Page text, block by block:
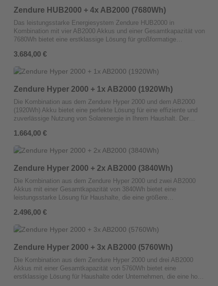
gerecht wird. Mit 5760Wh Kapazität maximiert dieses System die
Effizienz und Zuverlässigkeit Ihrer Energieinfrastruktur und
unterstützt nachhaltige Energienutzung durch optimiertes Power-
Management und skalierbare Leistung.
Zendure HUB2000 + 4x AB2000 (7680Wh)
Das leistungsstarke Energiesystem Zendure HUB2000 in
Kombination mit vier AB2000 Akkus und einer Gesamtkapazität von
7680Wh bietet eine erstklassige Lösung für großformatige
als intelligenter Kontroll- und Verteilerpunkt, während die vier
Verfügung stellen. Mit 7680Wh eignet sich dieses System ideal für
die auch bei intensiven Stromanforderungen stabile Leistung liefert.
Durch das optimierte Energiemanagement und die Skalierbarkeit
bietet dieses System Effizienz und Nachhaltigkeit für eine
zukunftssichere Energieinfrastruktur, die nahtlos auf individuelle
Bedürfnisse abgestimmt werden kann.
Regulärer Preis:
3.684,00 €
Zendure Hyper 2000 + 1x AB2000 (1920Wh)
Die Kombination aus dem Zendure Hyper 2000 und dem AB2000
(1920Wh) Akku bietet eine perfekte Lösung für eine effiziente und
zuverlässige Nutzung von Solarenergie in Ihrem Haushalt. Der
tagsüber die erzeugte Solarenergie optimal in Wechselstrom
AB2000 Akku speichert. Diese gespeicherte Energie steht Ihnen in
die Energiekosten nachhaltig senkt und die Unabhängigkeit vom
Stromnetz fördert.Durch die nahtlose Integration von Wechselrichter
und Energiespeicher profitieren Sie von einem intelligenten
Energiemanagementsystem, das den Energieverbrauch Ihres
Haushalts effizient optimiert. Der AB2000 Akku sorgt für eine
konstante Stromversorgung, während der Hyper 2000 durch seine
smarte Steuerung eine maximale Ausnutzung der Solarenergie
ermöglicht.Diese Kombination bietet nicht nur eine nachhaltige und
kosteneffiziente Lösung, sondern auch Flexibilität und
Skalierbarkeit für die zukünftige Erweiterung Ihres Energiesystems.
Ob als Backup-Stromversorgung oder zur Maximierung des
Eigenverbrauchs – der Zendure Hyper 2000 und der AB2000
(1920Wh) Akku sind eine zukunftssichere Wahl für ein
energieeffizientes Zuhause.
Regulärer Preis:
1.664,00 €
Zendure Hyper 2000 + 2x AB2000 (3840Wh)
Die Kombination aus dem Zendure Hyper 2000 und zwei AB2000
Akkus mit einer Gesamtkapazität von 3840Wh bietet eine
leistungsstarke Lösung für Haushalte, die eine größere
benötigen. Der Hyper 2000 ist ein intelligenter Hybrid-
Strom umwandelt und überschüssige Energie in den beiden AB2000
haben Sie die Möglichkeit, auch in Zeiten geringer
Sonneneinstrahlung oder bei erhöhten Strompreisen weiterhin auf
gespeicherte Energie zurückzugreifen, was Ihre Energiekosten
erheblich senken kann. Der Hyper 2000 verwaltet den
Energieverbrauch intelligent, optimiert den Eigenverbrauch und
Regulärer Preis:
2.496,00 €
Zendure Hyper 2000 + 3x AB2000 (5760Wh)
Die Kombination aus dem Zendure Hyper 2000 und drei AB2000
Akkus mit einer Gesamtkapazität von 5760Wh bietet eine
erstklassige Lösung für Haushalte oder Unternehmen, die eine hohe